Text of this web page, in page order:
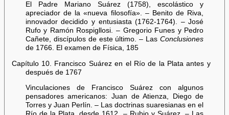
El Padre Mariano Suárez (1758), escolástico y
apreciador de la «nueva filosofía». – Benito de Riva,
innovador decidido y entusiasta (1762-1764). – José
Rufo y Ramón Rospigllosi. – Gregorio Funes y Pedro
Cañete, discípulos de este último. – LasConclusiones
de 1766. El examen de Física, 185
Capítulo 10. Francisco Suárez en el Río de la Plata antes y
después de 1767
Vinculaciones de Francisco Suárez con algunos
pensadores americanos: Juan de Atienza, Diego de
Torres y Juan Perlín. – Las doctrinas suaresianas en el